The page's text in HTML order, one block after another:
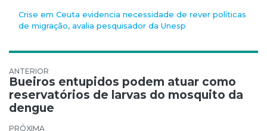
Crise em Ceuta evidencia necessidade de rever políticas
de migração, avalia pesquisador da Unesp
Navegação de Post
Bueiros entupidos podem atuar como
reservatórios de larvas do mosquito da
dengue